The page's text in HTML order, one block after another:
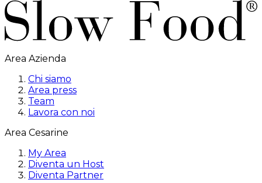
Area Azienda
Chi siamo
Area press
Team
Lavora con noi
Area Cesarine
My Area
Diventa un Host
Diventa Partner